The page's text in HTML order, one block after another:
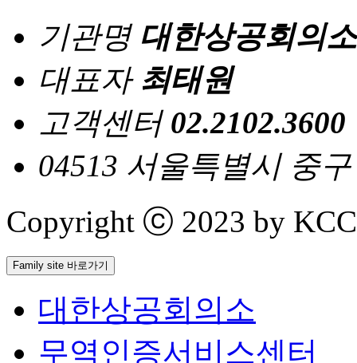
기관명 대한상공회의소
대표자 최태원
고객센터 02.2102.3600
04513 서울특별시 중
Copyright ⓒ 2023 by
Family site 바로가기
대한상공회의소
무역인증서비스센터